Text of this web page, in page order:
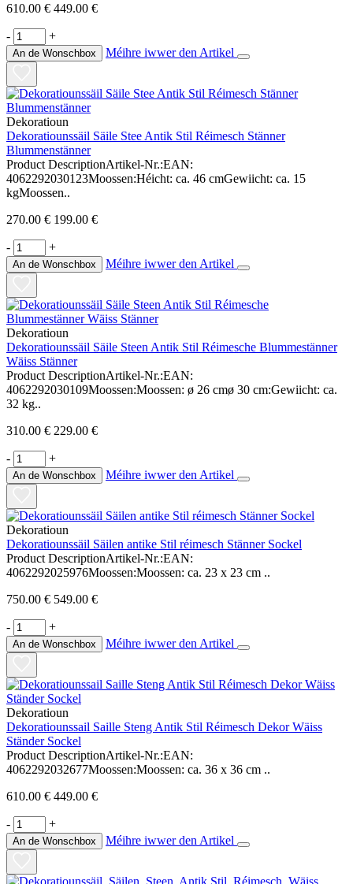
610.00 € 449.00 €
- +
An de Wonschbox Méihre iwwer den Artikel
Dekoratioun
Dekoratiounssäil Säile Stee Antik Stil Réimesch Stänner
Blummenstänner
Product DescriptionArtikel-Nr.:EAN:
4062292030123Moossen:Héicht: ca. 46 cmGewiicht: ca. 15
kgMoossen..
270.00 € 199.00 €
- +
An de Wonschbox Méihre iwwer den Artikel
Dekoratioun
Dekoratiounssäil Säile Steen Antik Stil Réimesche Blummestänner
Wäiss Stänner
Product DescriptionArtikel-Nr.:EAN:
4062292030109Moossen:Moossen: ø 26 cmø 30 cm:Gewiicht: ca.
32 kg..
310.00 € 229.00 €
- +
An de Wonschbox Méihre iwwer den Artikel
Dekoratioun
Dekoratiounssäil Säilen antike Stil réimesch Stänner Sockel
Product DescriptionArtikel-Nr.:EAN:
4062292025976Moossen:Moossen: ca. 23 x 23 cm ..
750.00 € 549.00 €
- +
An de Wonschbox Méihre iwwer den Artikel
Dekoratioun
Dekoratiounssail Saille Steng Antik Stil Réimesch Dekor Wäiss
Ständer Sockel
Product DescriptionArtikel-Nr.:EAN:
4062292032677Moossen:Moossen: ca. 36 x 36 cm ..
610.00 € 449.00 €
- +
An de Wonschbox Méihre iwwer den Artikel